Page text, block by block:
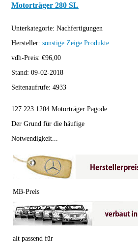
Motorträger 280 SL
Unterkategorie: Nachfertigungen
Hersteller: sonstige Zeige Produkte
vdh-Preis: €96,00
Stand: 09-02-2018
Seitenaufrufe: 4933
127 223 1204 Motorträger Pagode
Der Grund für die häufige
Notwendigkeit...
MB-Preis
alt passend für